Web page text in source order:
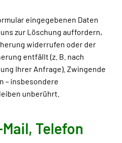
eingegebenen Daten
zur Löschung auffordern,
widerrufen oder der
entfällt (z. B. nach
Ihrer Anfrage). Zwingende
– insbesondere
unberührt.
Telefon